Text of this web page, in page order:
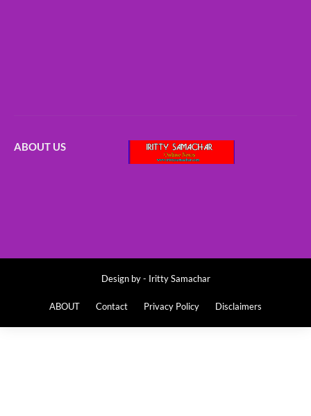
ABOUT US
Design by - Iritty Samachar
ABOUT Contact Privacy Policy Disclaimers